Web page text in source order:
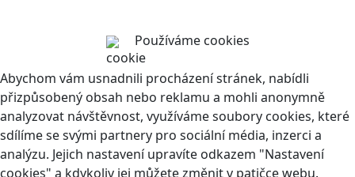
Používáme cookies
Abychom vám usnadnili procházení stránek, nabídli
přizpůsobený obsah nebo reklamu a mohli anonymně
analyzovat návštěvnost, využíváme soubory cookies, které
sdílíme se svými partnery pro sociální média, inzerci a
analýzu. Jejich nastavení upravíte odkazem "Nastavení
cookies" a kdykoliv jej můžete změnit v patičce webu.